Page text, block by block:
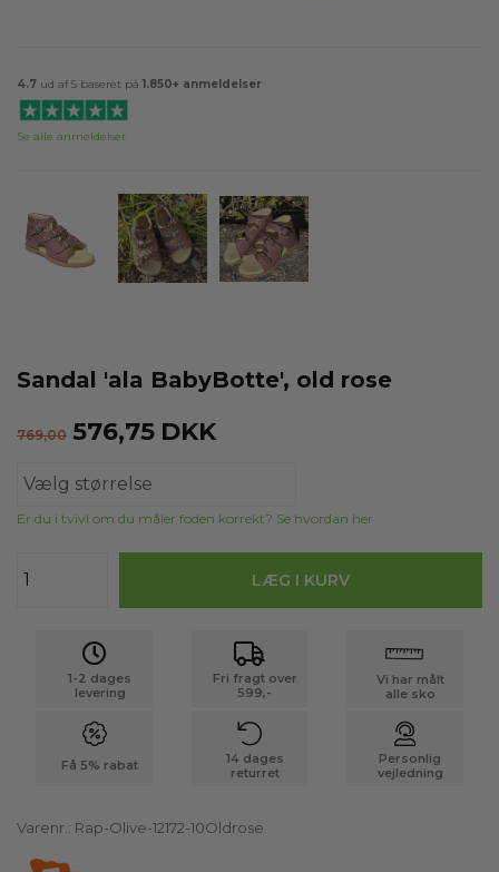
4.7 ud af 5 baseret på1.850+ anmeldelser
Se alle anmeldelser
Sandal 'ala BabyBotte', old rose
769,00 576,75 DKK
Er du i tvivl om du måler foden korrekt? Se hvordan her
1-2 dages
levering
Fri fragt over
599,-
Vi har målt
alle sko
Få 5% rabat
14 dages
returret
Personlig
vejledning
Varenr.: Rap-Olive-12172-10Oldrose